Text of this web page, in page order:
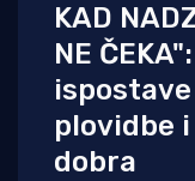
KAD
NE
plovidbe
dobra